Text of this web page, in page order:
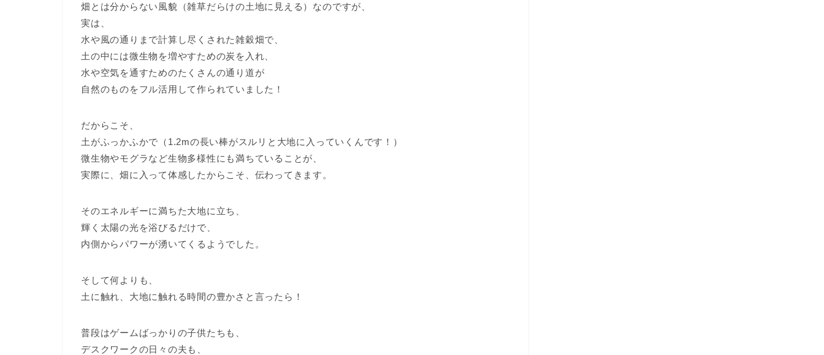
畑とは分からない風貌（雑草だらけの土地に見える）なのですが、
実は、
水や風の通りまで計算し尽くされた雑穀畑で、
土の中には微生物を増やすための炭を入れ、
水や空気を通すためのたくさんの通り道が
自然のものをフル活用して作られていました！
だからこそ、
土がふっかふかで（1.2mの長い棒がスルリと大地に入っていくんです！）
微生物やモグラなど生物多様性にも満ちていることが、
実際に、畑に入って体感したからこそ、伝わってきます。
そのエネルギーに満ちた大地に立ち、
輝く太陽の光を浴びるだけで、
内側からパワーが湧いてくるようでした。
そして何よりも、
土に触れ、大地に触れる時間の豊かさと言ったら！
普段はゲームばっかりの子供たちも、
デスクワークの日々の夫も、